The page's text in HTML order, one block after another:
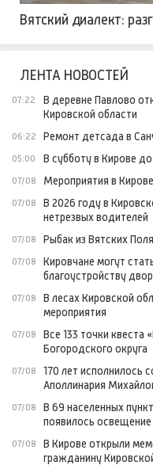
Вятский диалект:
ЛЕНТА НОВОСТЕЙ
07:22
В деревне Павлово
Кировской области
06:22 Ремонт детсада в
05:00 В субботу в Кирове
07/08 Мероприятия в
07/08
В 2026 году в
нетрезвых водителей
07/08 Рыбак из Вятских
07/08
Кировчане могут
благоустройству
07/08
В лесах Кировской
мероприятия
07/08
Все 133 точки квеста
Богородского округа
07/08
170 лет исполнилось
Аполлинария
07/08
В 69 населенных
появилось освещение
07/08
В Кирове открыли
гражданину